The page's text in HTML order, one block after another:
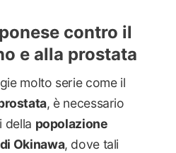
contro il
e alla prostata
molto serie come il
, è necessario
della popolazione
Okinawa, dove tali